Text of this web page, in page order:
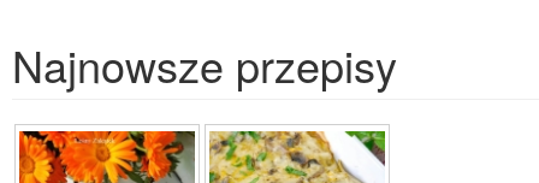
Najnowsze przepisy